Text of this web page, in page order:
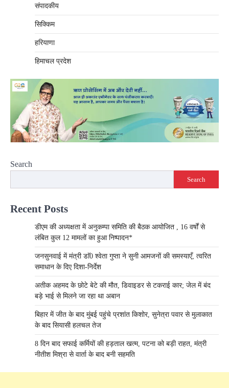
संपादकीय
सिक्किम
हरियाणा
हिमाचल प्रदेश
Search
Search
Recent Posts
डीएम की अध्यक्षता में अनुकम्पा समिति की बैठक आयोजित , 16 वर्षों से
लंबित कुल 12 मामलों का हुआ निष्पादन*
जनसुनवाई में मंत्री डाॅ0 श्वेता गुप्ता ने सुनी आमजनों की समस्याएँ, त्वरित
समाधान के दिए दिशा-निर्देश
अतीक अहमद के छोटे बेटे की मौत, डिवाइडर से टकराई कार; जेल में बंद
बड़े भाई से मिलने जा रहा था अबान
बिहार में जीत के बाद मुंबई पहुंचे प्रशांत किशोर, सुनेत्रा पवार से मुलाकात
के बाद सियासी हलचल तेज
8 दिन बाद सफाई कर्मियों की हड़ताल खत्म, पटना को बड़ी राहत, मंत्री
नीतीश मिश्रा से वार्ता के बाद बनी सहमति